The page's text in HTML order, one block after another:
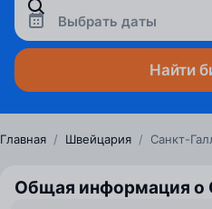
Выбрать даты
Найти
Главная / Швейцария / Санкт-
Общая информация о